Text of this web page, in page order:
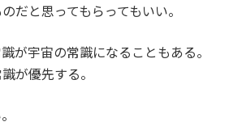
だと思ってもらってもいい。
が宇宙の常識になることもある。
が優先する。